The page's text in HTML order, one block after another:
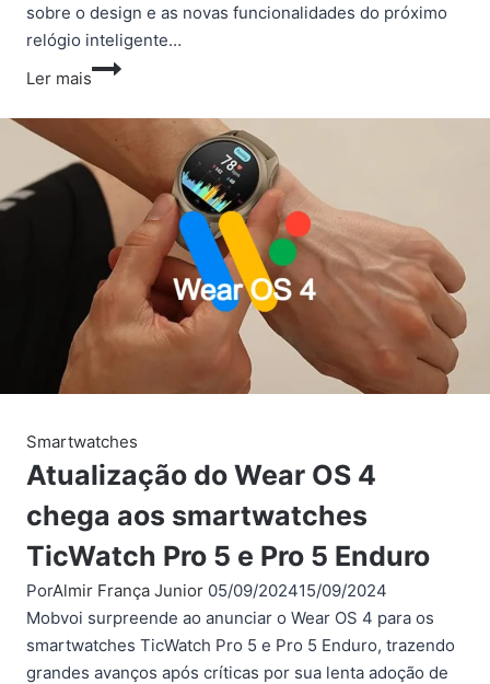
sobre o design e as novas funcionalidades do próximo
relógio inteligente…
Ler mais
Huawei
GT
vaza
em
vídeo
de
unboxing
antes
do
oficial
Smartwatches
Atualização do Wear OS 4
chega aos smartwatches
TicWatch Pro 5 e Pro 5 Enduro
PorAlmir França Junior 05/09/202415/09/2024
Mobvoi surpreende ao anunciar o Wear OS 4 para os
smartwatches TicWatch Pro 5 e Pro 5 Enduro, trazendo
grandes avanços após críticas por sua lenta adoção de